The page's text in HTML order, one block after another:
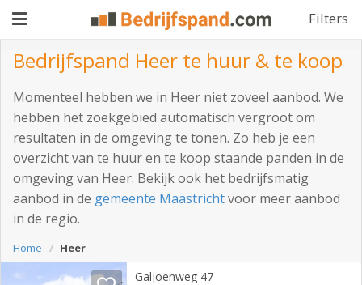
Filters
Pand
aanbieden
Pand
zoeken
Waarom
adverteren
Premium
adverteren
Blog
Bedrijfspand Heer te huur & te koop
Momenteel hebben we in Heer niet zoveel aanbod. We
hebben het zoekgebied automatisch vergroot om
resultaten in de omgeving te tonen. Zo heb je een
overzicht van te huur en te koop staande panden in de
omgeving van Heer. Bekijk ook het bedrijfsmatig
aanbod in de gemeente Maastrichtvoor meer aanbod
in de regio.
Home Heer
Galjoenweg 47